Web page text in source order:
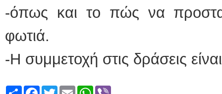
-όπως και το πώς να
φωτιά.
-Η συμμετοχή στις δράσεις
ShareFacebook
TwitterEmailWhatsApp